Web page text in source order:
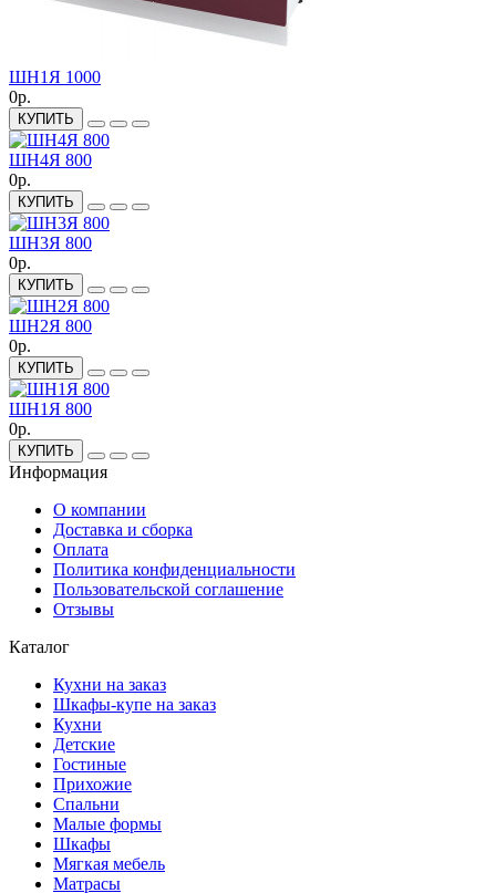
ШН1Я 1000
0р.
КУПИТЬ
ШН4Я 800
0р.
КУПИТЬ
ШН3Я 800
0р.
КУПИТЬ
ШН2Я 800
0р.
КУПИТЬ
ШН1Я 800
0р.
КУПИТЬ
Информация
О компании
Доставка и сборка
Оплата
Политика конфиденциальности
Пользовательской соглашение
Отзывы
Каталог
Кухни на заказ
Шкафы-купе на заказ
Кухни
Детские
Гостиные
Прихожие
Спальни
Малые формы
Шкафы
Мягкая мебель
Матрасы